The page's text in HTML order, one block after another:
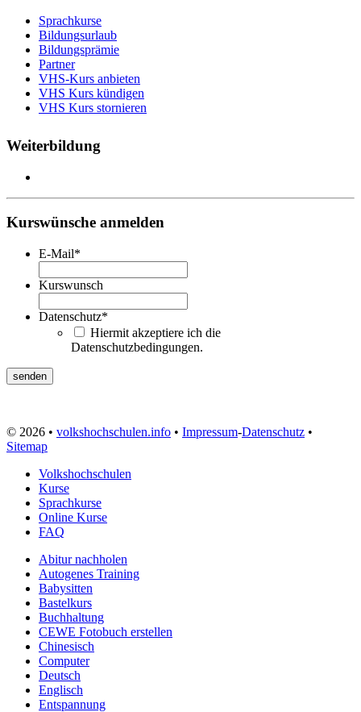
Sprachkurse
Bildungsurlaub
Bildungsprämie
Partner
VHS-Kurs anbieten
VHS Kurs kündigen
VHS Kurs stornieren
Weiterbildung
Kurswünsche anmelden
E-Mail*
Kurswunsch
Datenschutz*
Hiermit akzeptiere ich die
Datenschutzbedingungen.
© 2026 • volkshochschulen.info • Impressum-Datenschutz •
Sitemap
Volkshochschulen
Kurse
Sprachkurse
Online Kurse
FAQ
Abitur nachholen
Autogenes Training
Babysitten
Bastelkurs
Buchhaltung
CEWE Fotobuch erstellen
Chinesisch
Computer
Deutsch
Englisch
Entspannung